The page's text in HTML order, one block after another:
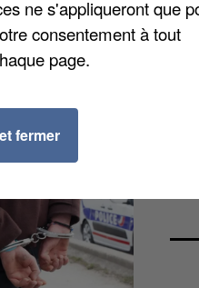
ne s'appliqueront que
consentement à tout
page.
fermer